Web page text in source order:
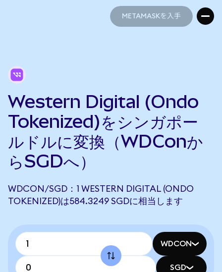
METAMASKを入手
Western Digital (Ondo
Tokenized)をシンガポー
ルドルに変換（WDConか
らSGDへ）
WDCON/SGD：1 WESTERN DIGITAL (ONDO
TOKENIZED)は584.3249 SGDに相当します
WDCON
SGD